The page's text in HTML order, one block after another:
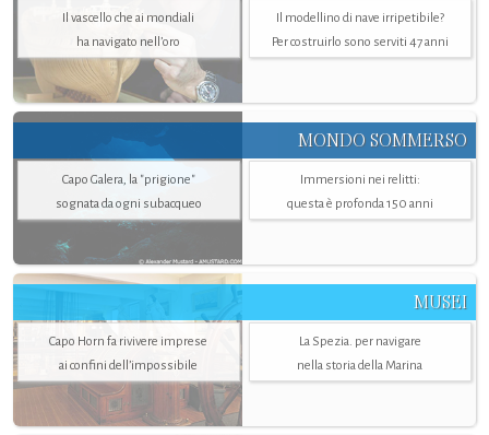
Il vascello che ai mondiali
ha navigato nell’oro
Il modellino di nave irripetibile?
Per costruirlo sono serviti 47 anni
MONDO SOMMERSO
Capo Galera, la "prigione"
sognata da ogni subacqueo
Immersioni nei relitti:
questa è profonda 150 anni
MUSEI
Capo Horn fa rivivere imprese
ai confini dell’impossibile
La Spezia. per navigare
nella storia della Marina